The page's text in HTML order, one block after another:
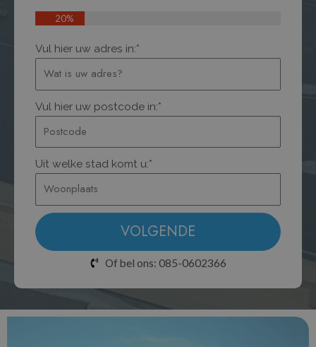
20%
Vul hier uw adres in:*
Vul hier uw postcode in:*
Uit welke stad komt u:*
VOLGENDE
Of bel ons: 085-0602366